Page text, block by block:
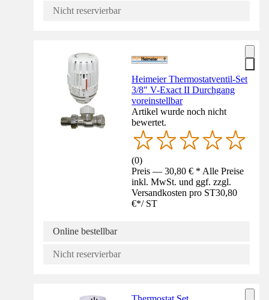
Nicht reservierbar
Heimeier Thermostatventil-Set
3/8" V-Exact II Durchgang
voreinstellbar
Artikel wurde noch nicht
bewertet.
(0)
Preis — 30,80 € * Alle Preise
inkl. MwSt. und ggf. zzgl.
Versandkosten pro ST30,80
€*/ ST
Online bestellbar
Nicht reservierbar